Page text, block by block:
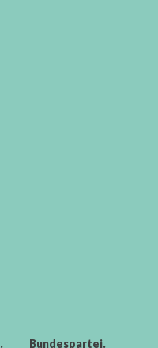
Bundespartei